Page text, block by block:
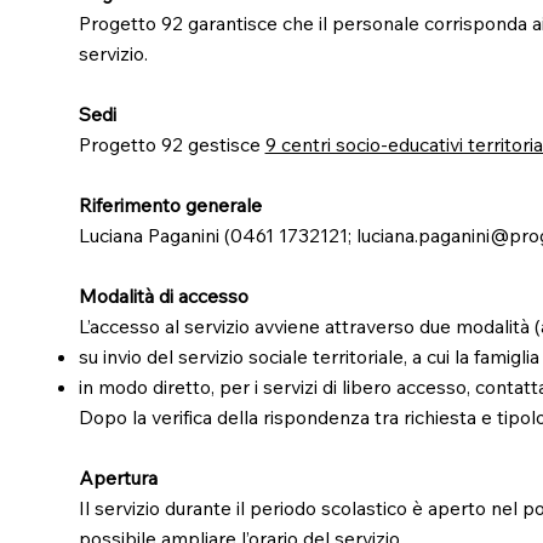
Progetto 92 garantisce che il personale corrisponda
servizio.
Sedi
Progetto 92 gestisce 9 centri socio-educativi
Riferimento generale
Luciana Paganini (0461 1732121;
Modalità di accesso
L’accesso al servizio avviene attraverso due modalità
su invio del servizio sociale territoriale, a cui la
in modo diretto, per i servizi di libero accesso,
Dopo la verifica della rispondenza tra richiesta e
Apertura
Il servizio durante il periodo scolastico è aperto nel
possibile ampliare l’orario del servizio.